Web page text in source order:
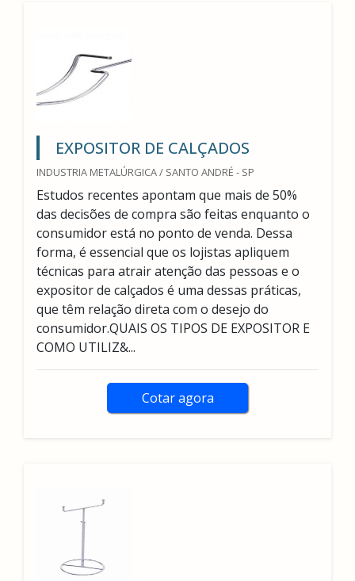
EXPOSITOR DE CALÇADOS
INDUSTRIA METALÚRGICA / SANTO ANDRÉ - SP
Estudos recentes apontam que mais de 50%
das decisões de compra são feitas enquanto o
consumidor está no ponto de venda. Dessa
forma, é essencial que os lojistas apliquem
técnicas para atrair atenção das pessoas e o
expositor de calçados é uma dessas práticas,
que têm relação direta com o desejo do
consumidor.QUAIS OS TIPOS DE EXPOSITOR E
COMO UTILIZ&...
Cotar agora